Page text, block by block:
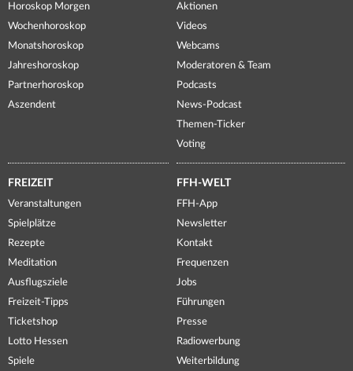
Horoskop Morgen
Wochenhoroskop
Monatshoroskop
Jahreshoroskop
Partnerhoroskop
Aszendent
Aktionen
Videos
Webcams
Moderatoren & Team
Podcasts
News-Podcast
Themen-Ticker
Voting
FREIZEIT
Veranstaltungen
Spielplätze
Rezepte
Meditation
Ausflugsziele
Freizeit-Tipps
Ticketshop
Lotto Hessen
Spiele
FFH-WELT
FFH-App
Newsletter
Kontakt
Frequenzen
Jobs
Führungen
Presse
Radiowerbung
Weiterbildung